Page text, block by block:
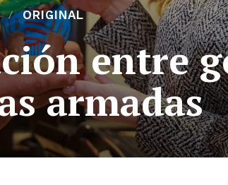
ORIGINAL
entre
armadas